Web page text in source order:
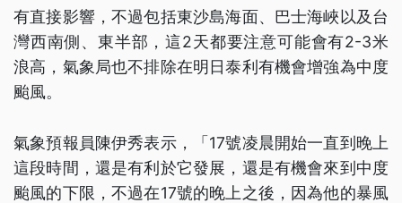
有直接影響，不過包括東沙島海面、巴士海峽以及台
灣西南側、東半部，這2天都要注意可能會有2-3米
浪高，氣象局也不排除在明日泰利有機會增強為中度
颱風。
氣象預報員陳伊秀表示，「17號凌晨開始一直到晚上
這段時間，還是有利於它發展，還是有機會來到中度
颱風的下限，不過在17號的晚上之後，因為他的暴風